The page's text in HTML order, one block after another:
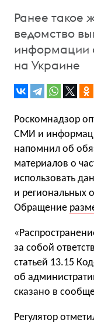
Ранее такое
ведомство
информации
на Украине
Роскомнадзор
СМИ и
напомнил об
материалов о
использовать
и региональных
Обращение
за собой
статьей 13.15
об
сказано в
Регулятор